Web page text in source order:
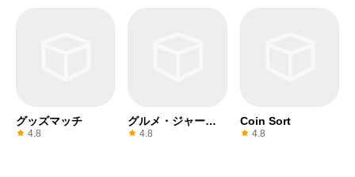
グッズマッチ
4.8
グルメ・ジャーニ
ー 4.8
Coin Sort
4.8